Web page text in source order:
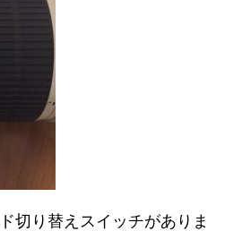
切り替えスイッチがありま